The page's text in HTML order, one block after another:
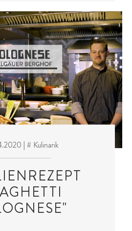
| # Kulinarik